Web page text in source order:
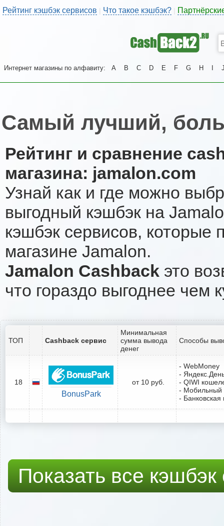
Рейтинг кэшбэк сервисов | Что такое кэшбэк?
Интернет магазины по алфавиту: A B C D E F G H
Самый лучший,
Рейтинг и сравнение
магазина: jamalon.com
Узнай как и где можно
выгодный кэшбэк на
кэшбэк сервисов, которые
магазине Jamalon.
Jamalon Cashback это
что гораздо выгоднее чем
ТОП Cashback сервис
Минимальная
сумма вывода
денег
Способы
18
BonusPark
от 10 руб.
- WebMoney
-
- QIWI
- Мобильный
- Банковская
Показать все